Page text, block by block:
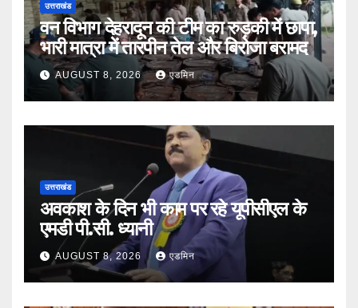
उत्तराखंड
वन विभाग देहरादून की टीम का रुड़की में छापा,
भारी मात्रा में तारपीन तेल और बिरोजा बरामद
AUGUST 8, 2026 एडमिन
उत्तराखंड
अवकाश के दिन भी काम पर रहे यूपीसीएल के
एमडी पी.सी. ध्यानी
AUGUST 8, 2026 एडमिन